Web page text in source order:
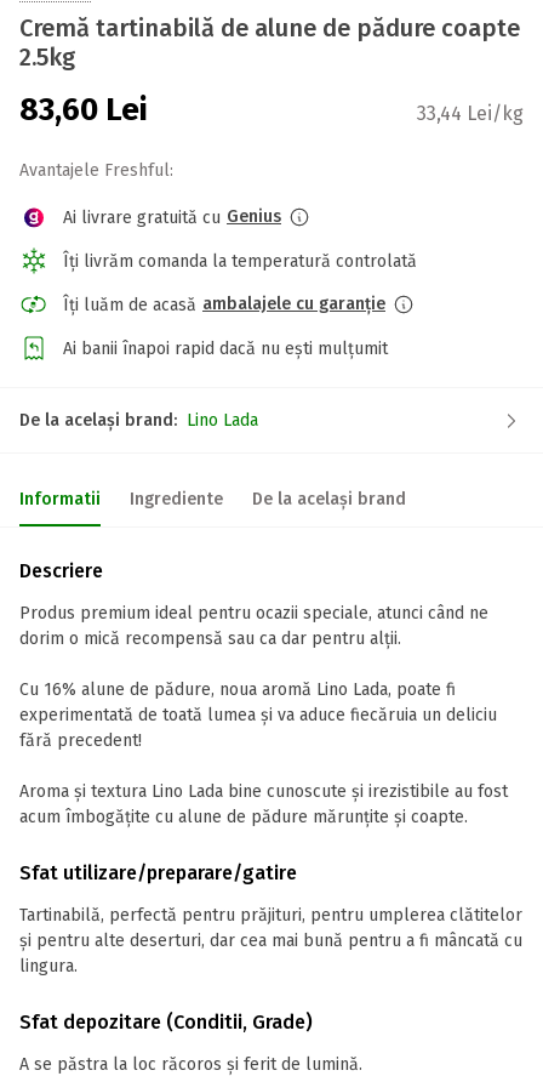
Cremă tartinabilă de alune de pădure coapte
2.5kg
83,60 Lei 33,44 Lei/kg
Avantajele Freshful:
Ai livrare gratuită cu Genius
Îți livrăm comanda la temperatură controlată
Îți luăm de acasă ambalajele cu garanție
Ai banii înapoi rapid dacă nu ești mulțumit
De la același brand: Lino Lada
Informatii Ingrediente De la același brand
Descriere
Produs premium ideal pentru ocazii speciale, atunci când ne
dorim o mică recompensă sau ca dar pentru alții.
Cu 16% alune de pădure, noua aromă Lino Lada, poate fi
experimentată de toată lumea și va aduce fiecăruia un deliciu
fără precedent!
Aroma și textura Lino Lada bine cunoscute și irezistibile au fost
acum îmbogățite cu alune de pădure mărunțite și coapte.
Sfat utilizare/preparare/gatire
Tartinabilă, perfectă pentru prăjituri, pentru umplerea clătitelor
și pentru alte deserturi, dar cea mai bună pentru a fi mâncată cu
lingura.
Sfat depozitare (Conditii, Grade)
A se păstra la loc răcoros și ferit de lumină.